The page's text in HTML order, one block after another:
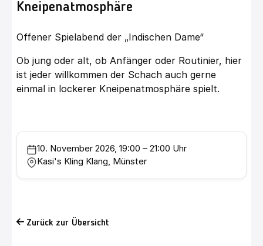
Kneipenatmosphäre
Offener Spielabend der „Indischen Dame“
Ob jung oder alt, ob Anfänger oder Routinier, hier
ist jeder willkommen der Schach auch gerne
einmal in lockerer Kneipenatmosphäre spielt.
10. November 2026, 19:00 – 21:00 Uhr
Kasi's Kling Klang, Münster
Zurück zur Übersicht